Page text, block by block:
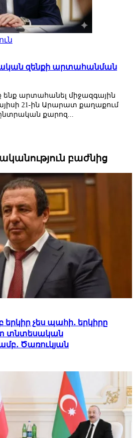
զենքի արտահանման
ենք արտահանել միջազգային
21-ին Արարատ քաղաքում
քարոզ...
բաժնից
երկիր չես պահի․ երկիրը
տնտեսական
Ծառուկյան